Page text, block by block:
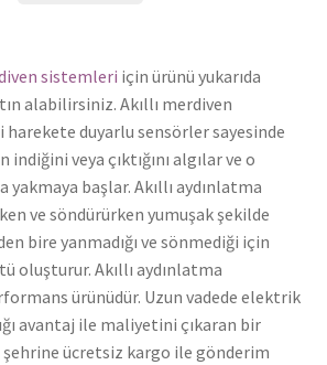
sistemleri için ürünü yukarıda
alabilirsiniz. Akıllı merdiven
duyarlu sensörler sayesinde
veya çıktığını algılar ve o
yakmaya başlar. Akıllı aydınlatma
ve söndürürken yumuşak şekilde
bire yanmadığı ve sönmediği için
oluşturur. Akıllı aydınlatma
ürünüdür. Uzun vadede elektrik
avantaj ile maliyetini çıkaran bir
şehrine ücretsiz kargo ile gönderim